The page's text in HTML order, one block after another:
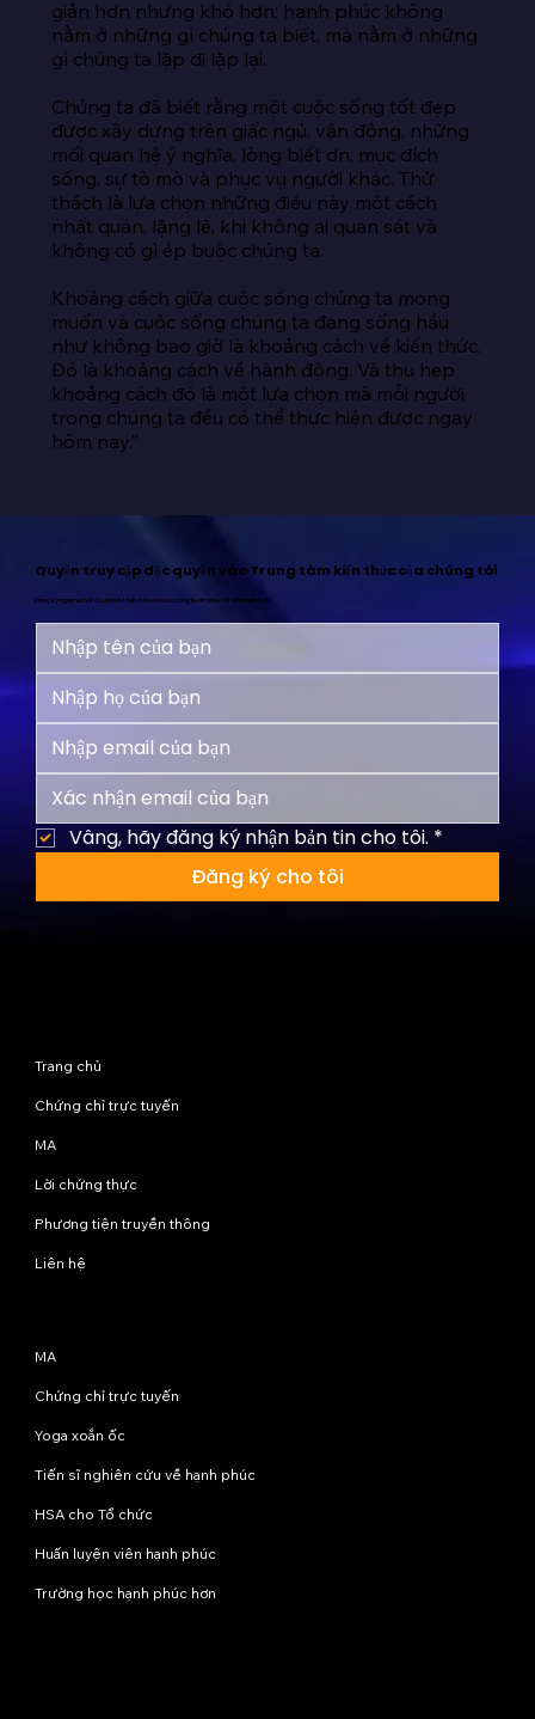
giản hơn nhưng khó hơn: hạnh phúc không
nằm ở những gì chúng ta biết, mà nằm ở những
gì chúng ta lặp đi lặp lại.
Chúng ta đã biết rằng một cuộc sống tốt đẹp
được xây dựng trên giấc ngủ, vận động, những
mối quan hệ ý nghĩa, lòng biết ơn, mục đích
sống, sự tò mò và phục vụ người khác. Thử
thách là lựa chọn những điều này một cách
nhất quán, lặng lẽ, khi không ai quan sát và
không có gì ép buộc chúng ta.
Khoảng cách giữa cuộc sống chúng ta mong
muốn và cuộc sống chúng ta đang sống hầu
như không bao giờ là khoảng cách về kiến thức.
Đó là khoảng cách về hành động. Và thu hẹp
khoảng cách đó là một lựa chọn mà mỗi người
trong chúng ta đều có thể thực hiện được ngay
hôm nay.”
Quyền truy cập độc quyền vào Trung tâm kiến thức của chúng tôi
Đăng ký ngay và bắt đầu hành trình đến với cuộc sống hạnh phúc và viên mãn hơn!
Vâng, hãy đăng ký nhận bản tin cho tôi. *
Đăng ký cho tôi
Trang chủ
Chứng chỉ trực tuyến
MA
Lời chứng thực
Phương tiện truyền thông
Liên hệ
MA
Chứng chỉ trực tuyến
Yoga xoắn ốc
Tiến sĩ nghiên cứu về hạnh phúc
HSA cho Tổ chức
Huấn luyện viên hạnh phúc
Trường học hạnh phúc hơn